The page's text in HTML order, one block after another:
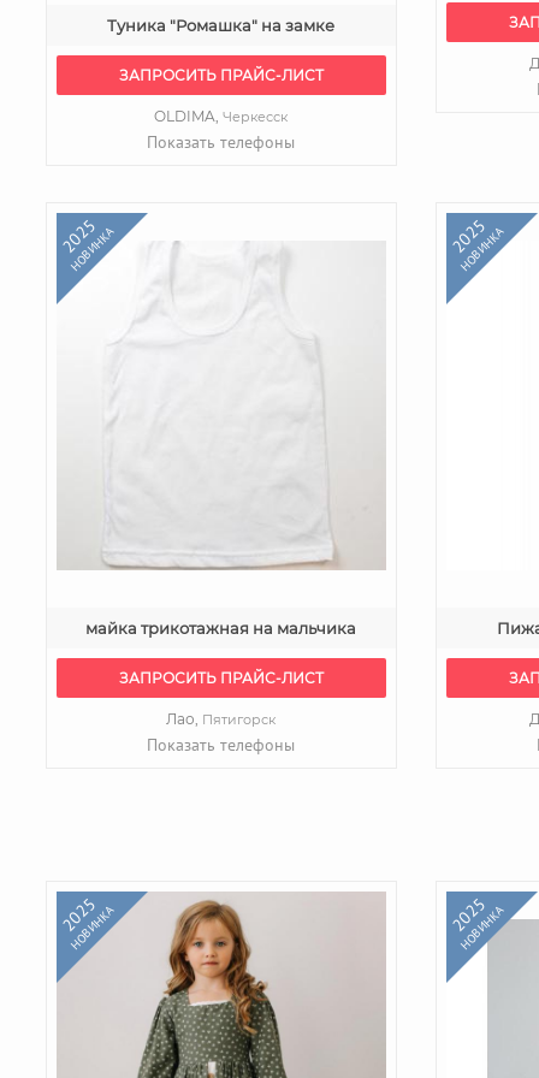
Туника "Ромашка" на замке
ЗАПРОСИТЬ ПРАЙС-ЛИСТ
OLDIMA,Черкесск
Показать телефоны
2025
НОВИНКА
майка трикотажная на мальчика
ЗАПРОСИТЬ ПРАЙС-ЛИСТ
Лао, Пятигорск
Показать телефоны
2025
НОВИНКА
2025
НОВИНКА 2025
НОВИНКА